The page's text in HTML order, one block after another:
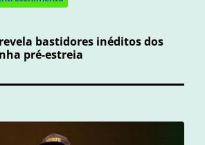
bastidores inéditos dos
pré-estreia